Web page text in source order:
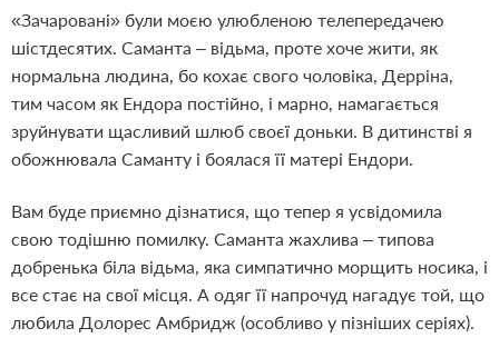
«Зачаровані» були моєю улюбленою телепередачею
шістдесятих. Саманта – відьма, проте хоче жити, як
нормальна людина, бо кохає свого чоловіка, Дерріна,
тим часом як Ендора постійно, і марно, намагається
зруйнувати щасливий шлюб своєї доньки. В дитинстві я
обожнювала Саманту і боялася її матері Ендори.
Вам буде приємно дізнатися, що тепер я усвідомила
свою тодішню помилку. Саманта жахлива – типова
добренька біла відьма, яка симпатично морщить носика, і
все стає на свої місця. А одяг її напрочуд нагадує той, що
любила Долорес Амбридж (особливо у пізніших серіях).